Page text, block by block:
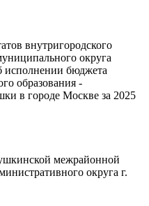
внутригородского
округа
бюджета
образования -
в городе Москве за 2025
межрайонной
округа г.